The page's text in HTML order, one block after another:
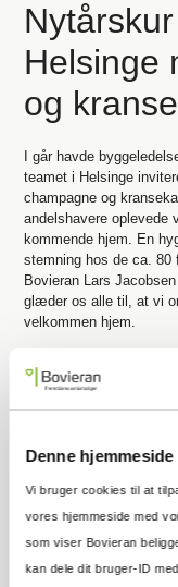
Denne
Vi bruger cookies til at
vores hjemmeside med
som viser Bovieran
kan dele dit bruger-ID
Helsinge
og
I går havde
teamet i Helsinge
champagne og
andelshavere oplevede
kommende hjem. En
stemning hos de ca. 80
Bovieran Lars
glæder os alle til, at vi
velkommen hjem.